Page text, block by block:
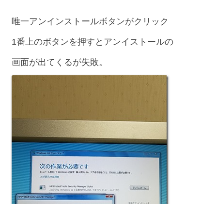
唯一アンインストールボタンがクリック
1番上のボタンを押すとアンイストールの
画面が出てくるが失敗。